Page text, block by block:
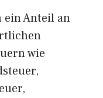
ein Anteil an
wie